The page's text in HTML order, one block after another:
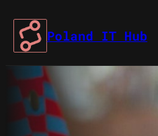
Przejdź
do
treści
Poland IT Hub